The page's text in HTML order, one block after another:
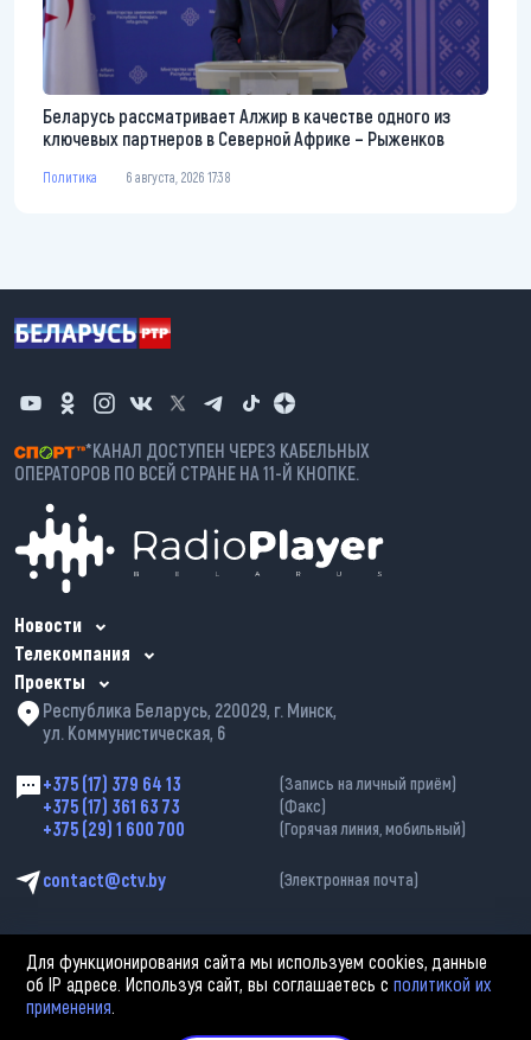
Беларусь рассматривает Алжир в качестве одного из
ключевых партнеров в Северной Африке – Рыженков
Политика 6 августа, 2026 17:38
*КАНАЛ ДОСТУПЕН ЧЕРЕЗ КАБЕЛЬНЫХ
ОПЕРАТОРОВ ПО ВСЕЙ СТРАНЕ НА 11-Й КНОПКЕ.
Новости
Телекомпания
Проекты
Республика Беларусь, 220029, г. Минск,
ул. Коммунистическая, 6
+375 (17) 379 64 13 (Запись на личный приём)
+375 (17) 361 63 73 (Факс)
+375 (29) 1 600 700 (Горячая линия, мобильный)
contact@ctv.by (Электронная почта)
2002—2026 © ЗАО «Столичное телевидение». При любом использовании
Для функционирования сайта мы используем cookies, данные
об IP адресе. Используя сайт, вы соглашаетесь сполитикой их
применения.